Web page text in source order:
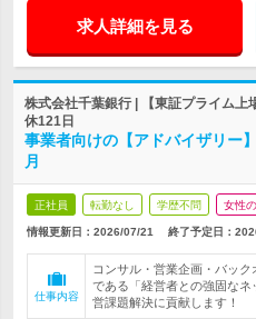
求人詳細を見る
株式会社千葉銀行 | 【東証プライム
休121日
事業者向けの【アドバイザリー
月
正社員 転勤なし 学歴不問 女性
情報更新日：2026/07/21 終了予定日：
仕事内容
コンサル・営業企画・バッ
である「経営者との強固な
営課題解決に貢献します！